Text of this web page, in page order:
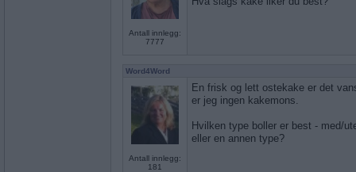
Antall innlegg:
7777
Word4Word
Antall innlegg:
181
En frisk og lett ostekake er det
er jeg ingen kakemons.
Hvilken type boller er best - med/
eller en annen type?